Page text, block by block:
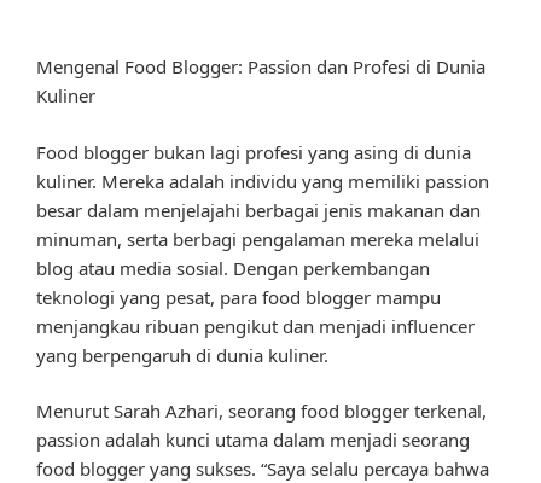
Mengenal Food Blogger: Passion dan Profesi di Dunia
Kuliner
Food blogger bukan lagi profesi yang asing di dunia
kuliner. Mereka adalah individu yang memiliki passion
besar dalam menjelajahi berbagai jenis makanan dan
minuman, serta berbagi pengalaman mereka melalui
blog atau media sosial. Dengan perkembangan
teknologi yang pesat, para food blogger mampu
menjangkau ribuan pengikut dan menjadi influencer
yang berpengaruh di dunia kuliner.
Menurut Sarah Azhari, seorang food blogger terkenal,
passion adalah kunci utama dalam menjadi seorang
food blogger yang sukses. “Saya selalu percaya bahwa